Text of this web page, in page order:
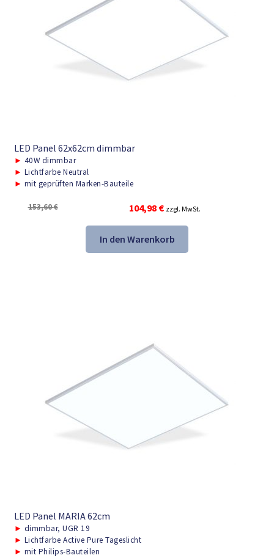
LED Panel 62x62cm dimmbar
► 40W dimmbar
► Lichtfarbe Neutral
► mit geprüften Marken-Bauteile
153,60€
Ursprünglicher
Preis
war:
153,60 €
104,98 €Aktueller
Preis
ist:
104,98 €.
zzgl. MwSt.
In den Warenkorb
LED Panel MARIA 62cm
► dimmbar, UGR 19
► Lichtfarbe Active Pure Tageslicht
► mit Philips-Bauteilen